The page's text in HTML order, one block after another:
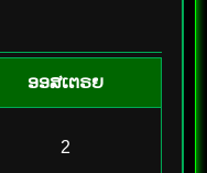
ອອສເຕຣຍ
2